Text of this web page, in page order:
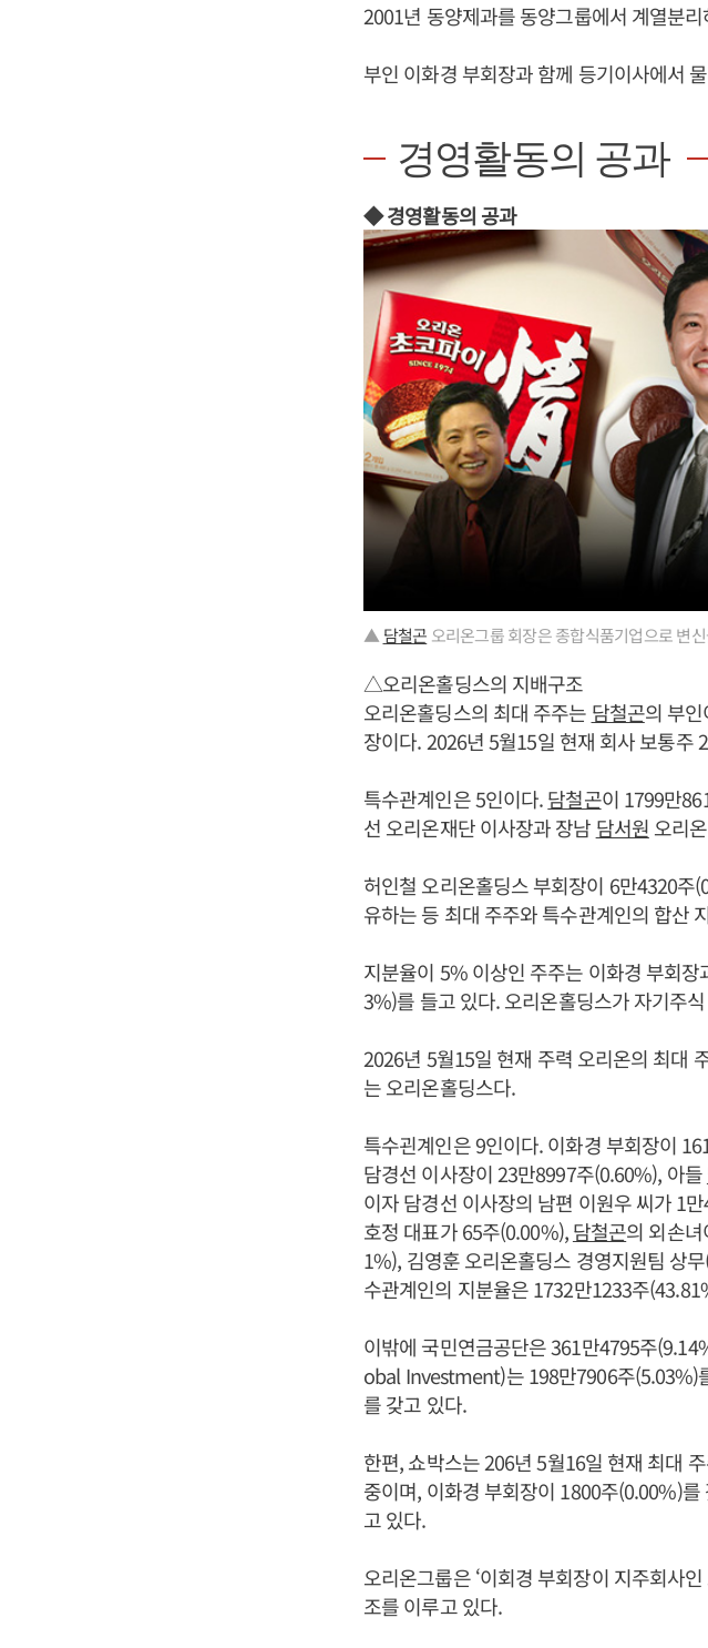
2001년 동양제과를 동양그룹에서 계열분
부인 이화경 부회장과 함께 등기이사에서
경영활동의 공과
◆ 경영활동의 공과
▲ 담철곤 오리온그룹 회장은 종합식품기업으로 변
△오리온홀딩스의 지배구조
오리온홀딩스의 최대 주주는 담철곤의 부
장이다. 2026년 5월15일 현재 회사 보통주
특수관계인은 5인이다.담철곤이 1799만
선 오리온재단 이사장과 장남 담서원 오리
허인철 오리온홀딩스 부회장이 6만4320
유하는 등 최대 주주와 특수관계인의 합산
지분율이 5% 이상인 주주는 이화경 부회장
3%)를 들고 있다. 오리온홀딩스가 자기주
2026년 5월15일 현재 주력 오리온의 최대
는 오리온홀딩스다.
특수괸계인은 9인이다. 이화경 부회장이
담경선 이사장이 23만8997주(0.60%), 아들
이자 담경선 이사장의 남편 이원우 씨가 1
호정 대표가 65주(0.00%),담철곤의 외손
1%), 김영훈 오리온홀딩스 경영지원팀 상
수관계인의 지분율은 1732만1233주
이밖에 국민연금공단은 361만4795주
obal Investment)는 198만7906주(5.03%)
를 갖고 있다.
한편, 쇼박스는 206년 5월16일 현재 최대
중이며, 이화경 부회장이 1800주(0.00%)
고 있다.
오리온그룹은 ‘이회경 부회장이 지주회사
조를 이루고 있다.